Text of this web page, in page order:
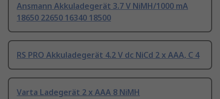
Ansmann Akkuladegerät 3.7 V NiMH/1000 mA
18650 22650 16340 18500
RS PRO Akkuladegerät 4.2 V dc NiCd 2 x AAA, C 4
Varta Ladegerät 2 x AAA 8 NiMH